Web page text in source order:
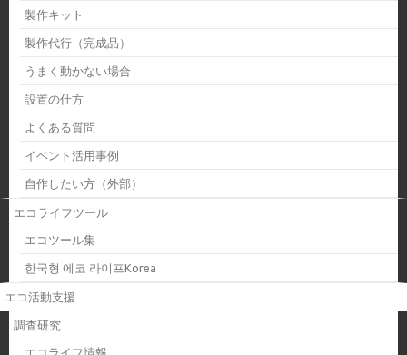
製作キット
製作代行（完成品）
うまく動かない場合
設置の仕方
よくある質問
イベント活用事例
自作したい方（外部）
エコライフツール
エコツール集
한국형 에코 라이프Korea
エコ活動支援
調査研究
エコライフ情報